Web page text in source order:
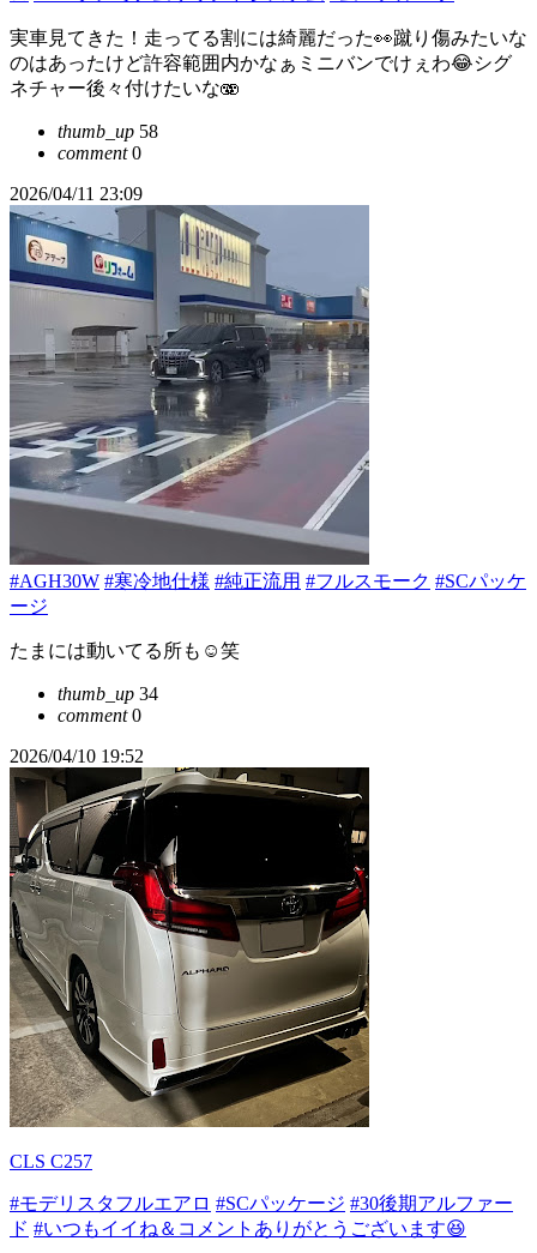
実車見てきた！走ってる割には綺麗だった👀蹴り傷みたいな
のはあったけど許容範囲内かなぁミニバンでけぇわ😂シグ
ネチャー後々付けたいな🫨
thumb_up 58
comment0
2026/04/11 23:09
#AGH30W #寒冷地仕様 #純正流用 #フルスモーク #SCパッケ
ージ
たまには動いてる所も☺️笑
thumb_up 34
comment0
2026/04/10 19:52
CLS C257
#モデリスタフルエアロ #SCパッケージ #30後期アルファー
ド #いつもイイね＆コメントありがとうございます😆